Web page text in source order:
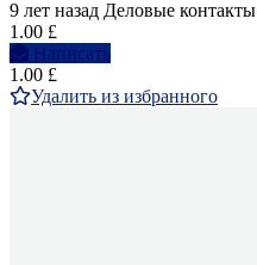
9 лет назад Деловые контакты
1.00 £
Написать
1.00 £
Удалить из избранного